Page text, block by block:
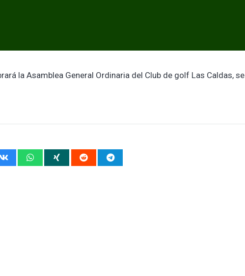
la Asamblea General Ordinaria del Club de golf Las Caldas, se